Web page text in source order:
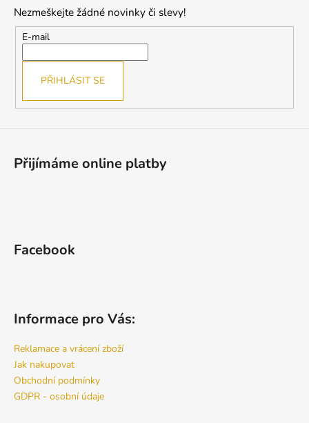
a
c
k
v
p
Nezmeškejte žádné novinky či slevy!
E-mail
PŘIHLÁSIT SE
Přijímáme online platby
Facebook
Informace pro Vás:
Reklamace a vrácení zboží
Jak nakupovat
Obchodní podmínky
GDPR - osobní údaje